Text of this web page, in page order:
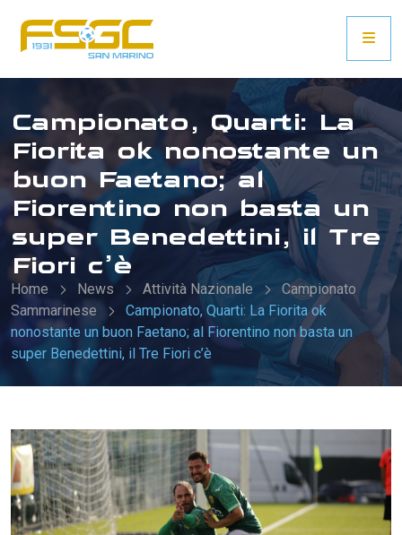
Campionato, Quarti: La
Fiorita ok nonostante un
buon Faetano; al
Fiorentino non basta un
super Benedettini, il Tre
Fiori c’è
Home News Attività Nazionale
Campionato
Sammarinese
Campionato, Quarti: La Fiorita ok
nonostante un buon Faetano; al Fiorentino non basta un
super Benedettini, il Tre Fiori c’è